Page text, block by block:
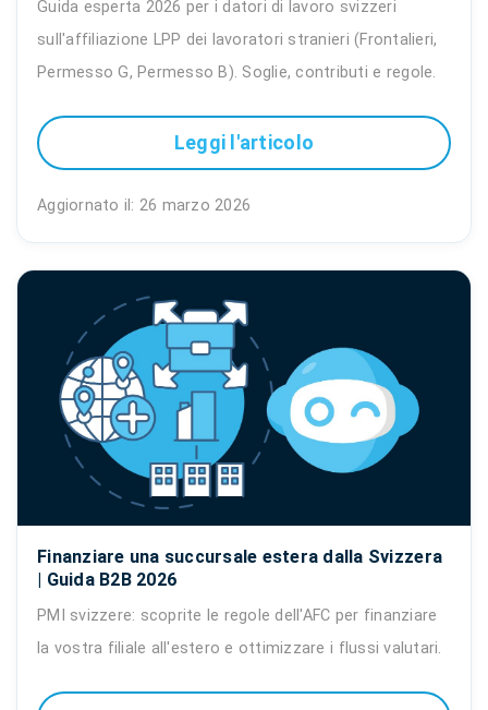
Guida esperta 2026 per i datori di lavoro svizzeri
sull'affiliazione LPP dei lavoratori stranieri (Frontalieri,
Permesso G, Permesso B). Soglie, contributi e regole.
Leggi l'articolo
Aggiornato il: 26 marzo 2026
Finanziare una succursale estera dalla Svizzera
| Guida B2B 2026
PMI svizzere: scoprite le regole dell'AFC per finanziare
la vostra filiale all'estero e ottimizzare i flussi valutari.